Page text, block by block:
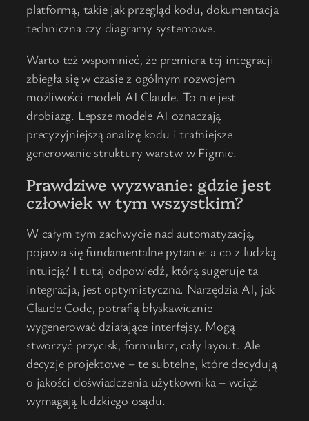
platformą, takie jak przegląd kodu, dokumentacja
techniczna czy diagramy systemowe.
Warto też wspomnieć, że premiera tej integracji
zbiegła się w czasie z ogólnym rozwojem
możliwości modeli AI Claude. To nie jest
drobiazg. Lepsze modele AI oznaczają
precyzyjniejszą analizę kodu i trafniejsze
generowanie struktury warstw w Figmie.
Prawdziwe wyzwanie: gdzie jest
człowiek w tym wszystkim?
W całym tym zachwycie nad automatyzacją,
pojawia się fundamentalne pytanie: a co z ludzką
intuicją? I tutaj odpowiedź, którą sugeruje ta
integracja, jest optymistyczna. Narzędzia AI, jak
Claude Code, potrafią błyskawicznie
wygenerować działające interfejsy. Mogą
stworzyć przycisk, formularz, cały layout. Ale
decyzje projektowe – te subtelne, które decydują
o jakości doświadczenia użytkownika – wciąż
wymagają ludzkiego osądu.